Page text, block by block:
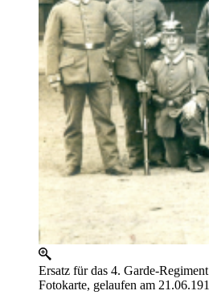
Ersatz für das 4. Garde-
Fotokarte, gelaufen am